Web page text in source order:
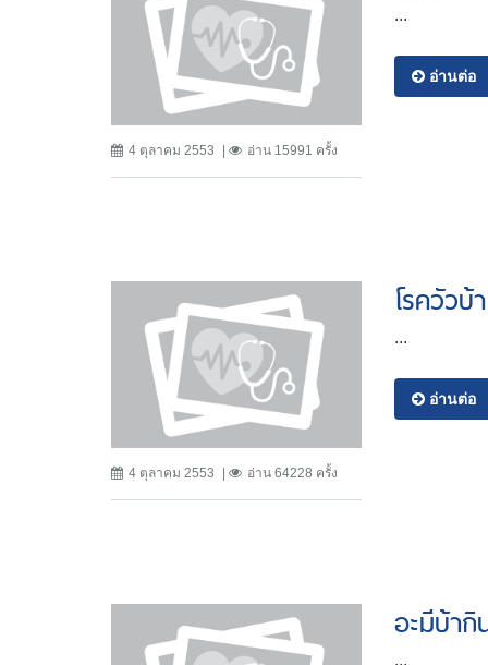
4 ตุลาคม 2553 อ่าน 15991 ครั้ง
...
อ่านต่อ
4 ตุลาคม 2553 อ่าน 64228 ครั้ง
โรควัวบ้า
...
อ่านต่อ
อะมีบ้า
...